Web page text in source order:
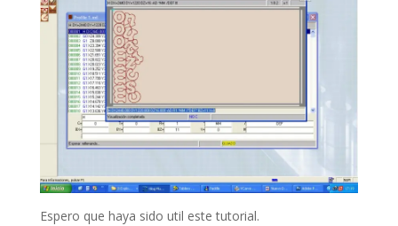
Espero que haya sido util este tutorial.